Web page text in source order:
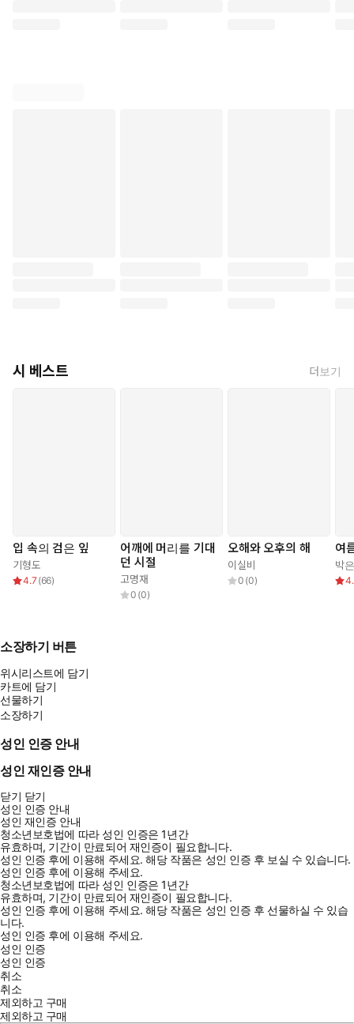
시 베스트 더보기
입 속의 검은 잎
기형도
4.7 (66)
어깨에 머리를 기대
던 시절
고명재
0 (0)
오해와 오후의 해
이실비
0 (0)
여
박
소장하기 버튼
위시리스트에 담기
카트에 담기
선물하기
소장하기
성인 인증 안내
성인 재인증 안내
닫기 닫기
성인 인증 안내
성인 재인증 안내
청소년보호법에 따라 성인 인증은 1년간
유효하며, 기간이 만료되어 재인증이 필요합니다.
성인 인증 후에 이용해 주세요.해당 작품은 성인 인증 후 보실 수 있습니다.
성인 인증 후에 이용해 주세요.
청소년보호법에 따라 성인 인증은 1년간
유효하며, 기간이 만료되어 재인증이 필요합니다.
성인 인증 후에 이용해 주세요.해당 작품은 성인 인증 후 선물하실 수 있습
니다.
성인 인증 후에 이용해 주세요.
성인 인증
성인 인증
취소
취소
제외하고 구매
제외하고 구매